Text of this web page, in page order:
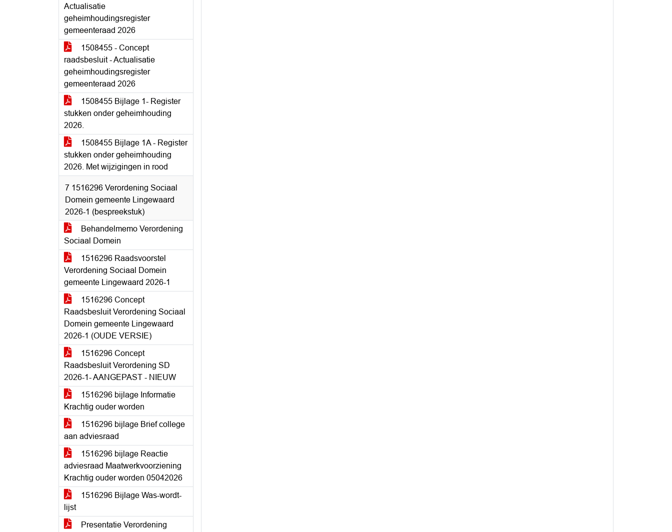
Actualisatie
geheimhoudingsregister
gemeenteraad 2026
1508455 - Concept
raadsbesluit - Actualisatie
geheimhoudingsregister
gemeenteraad 2026
1508455 Bijlage 1- Register
stukken onder geheimhouding
2026.
1508455 Bijlage 1A - Register
stukken onder geheimhouding
2026. Met wijzigingen in rood
7 1516296 Verordening Sociaal
Domein gemeente Lingewaard
2026-1 (bespreekstuk)
Behandelmemo Verordening
Sociaal Domein
1516296 Raadsvoorstel
Verordening Sociaal Domein
gemeente Lingewaard 2026-1
1516296 Concept
Raadsbesluit Verordening Sociaal
Domein gemeente Lingewaard
2026-1 (OUDE VERSIE)
1516296 Concept
Raadsbesluit Verordening SD
2026-1- AANGEPAST - NIEUW
1516296 bijlage Informatie
Krachtig ouder worden
1516296 bijlage Brief college
aan adviesraad
1516296 bijlage Reactie
adviesraad Maatwerkvoorziening
Krachtig ouder worden 05042026
1516296 Bijlage Was-wordt-
lijst
Presentatie Verordening